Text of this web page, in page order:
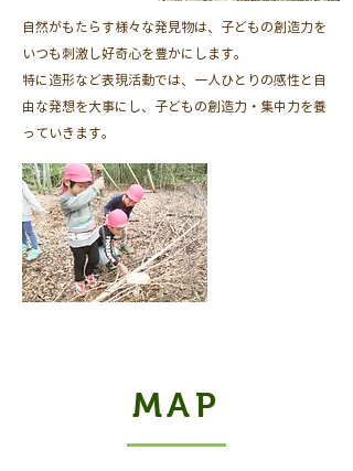
自然がもたらす様々な発見物は、子どもの創造力を
いつも刺激し好奇心を豊かにします。
特に造形など表現活動では、一人ひとりの感性と自
由な発想を​大事にし、子どもの創造力・集中力を養
っていきます。
MAP